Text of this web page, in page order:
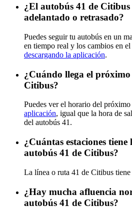
¿El autobús 41 de
adelantado o retrasado?
Puedes seguir tu autobús en un
en tiempo real y los cambios en
descargando la aplicación.
¿Cuándo llega el
Citibus?
Puedes ver el horario del
aplicación, igual que la hora de
del autobús 41.
¿Cuántas estaciones
autobús 41 de Citibus?
La línea o ruta 41 de Citibus tiene
¿Hay mucha afluencia
autobús 41 de Citibus?